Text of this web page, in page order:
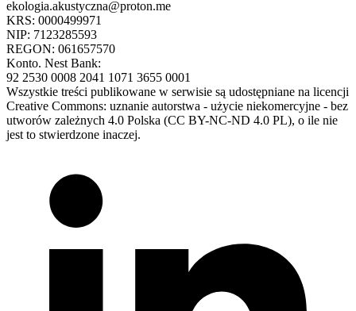
ekologia.akustyczna@proton.me
KRS: 0000499971
NIP: 7123285593
REGON: 061657570
Konto. Nest Bank:
92 2530 0008 2041 1071 3655 0001
Wszystkie treści publikowane w serwisie są udostępniane na licencji
Creative Commons: uznanie autorstwa - użycie niekomercyjne - bez
utworów zależnych 4.0 Polska (CC BY-NC-ND 4.0 PL), o ile nie
jest to stwierdzone inaczej.